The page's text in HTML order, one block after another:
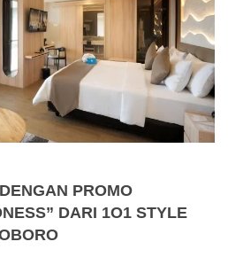
PROMO
DARI 1O1 STYLE